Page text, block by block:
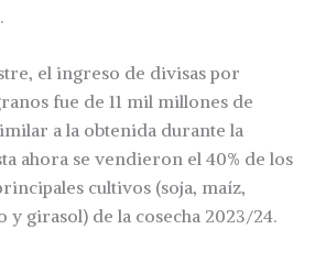
el ingreso de divisas por
fue de 11 mil millones de
a la obtenida durante la
ahora se vendieron el 40% de los
cultivos (soja, maíz,
y girasol) de la cosecha 2023/24.